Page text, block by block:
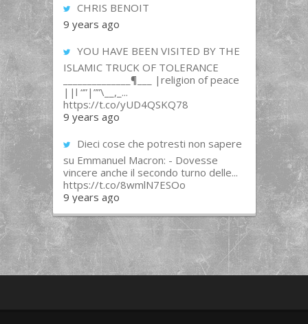
CHRIS BENOIT
9 years ago
YOU HAVE BEEN VISITED BY THE
ISLAMIC TRUCK OF TOLERANCE
______________¶___ |religion of peace
||l “”|””\__,_...
https://t.co/yUD4QSKQ78
9 years ago
Dieci cose che potresti non sapere
su Emmanuel Macron: - Dovesse
vincere anche il secondo turno delle...
https://t.co/8wmlN7ESOo
9 years ago